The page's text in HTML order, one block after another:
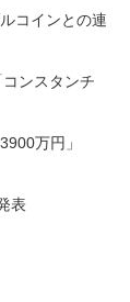
コインとの連
ンスタンチ
万円」
表